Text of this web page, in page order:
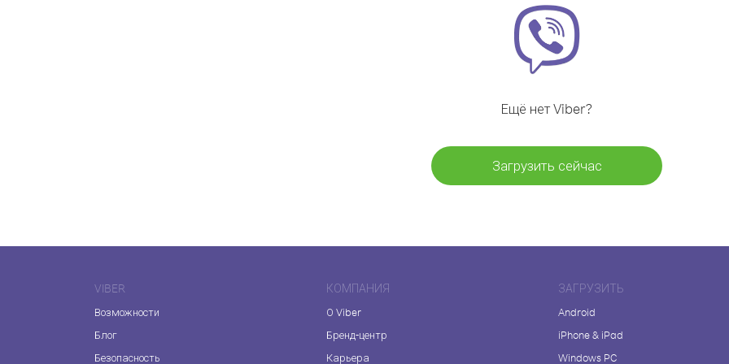
Ещё нет Viber?
Загрузить сейчас
VIBER
Возможности
Блог
Безопасность
КОМПАНИЯ
О Viber
Бренд-центр
Карьера
ЗАГРУЗИТЬ
Android
iPhone & iPad
Windows PC